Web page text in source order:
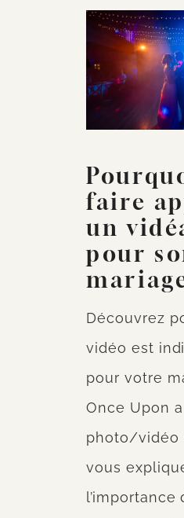
faire
un
pour
Découvrez
vidéo est
pour votre
Once Upon
photo/vidéo
vous
l’importance